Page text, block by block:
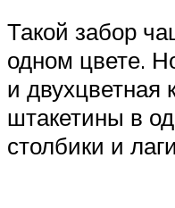
Такой забор
одном цвете.
и двухцветная
штакетины в
столбики и